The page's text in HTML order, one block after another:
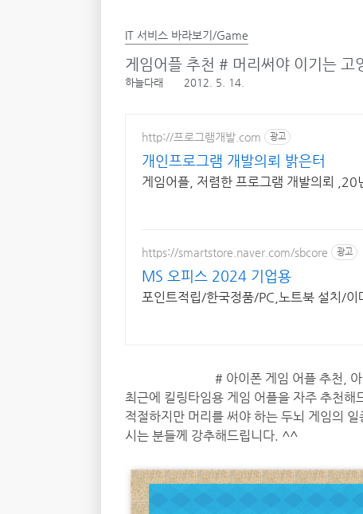
IT 서비스 바라보기/Game
게임어플 추천 # 머리써야 이기는
하늘다래 2012. 5. 14.
http://프로그램개발.com 광고
개인프로그램 개발의뢰 밝은터
게임어플, 저렴한 프로그램 개발의뢰 ,20
https://smartstore.naver.com/sbcore 광고
MS 오피스 2024 기업용
포인트적립/한국정품/PC,노트북 설치/이
# 아이폰 게임 어플 추천,
최근에 킬링타임용 게임 어플을 자주 추천
적절하지만 머리를 써야 하는 두뇌 게임의
시는 분들께 강추해드립니다. ^^